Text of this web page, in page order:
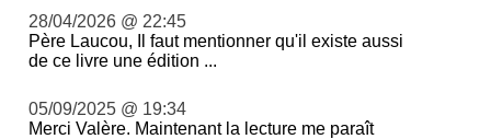
28/04/2026 @ 22:45
Père Laucou, Il faut mentionner qu'il existe aussi
de ce livre une édition ...
05/09/2025 @ 19:34
Merci Valère. Maintenant la lecture me paraît